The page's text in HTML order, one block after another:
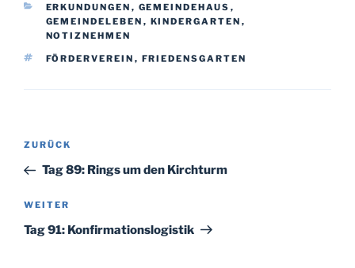
KATEGORIEN
ERKUNDUNGEN , GEMEINDEHAUS ,
GEMEINDELEBEN , KINDERGARTEN ,
NOTIZNEHMEN
SCHLAGWÖRTER
FÖRDERVEREIN , FRIEDENSGARTEN
Beitragsnavigation
Vorheriger
Beitrag
ZURÜCK
Tag 89: Rings um den Kirchturm
Nächster
Beitrag
WEITER
Tag 91: Konfirmationslogistik